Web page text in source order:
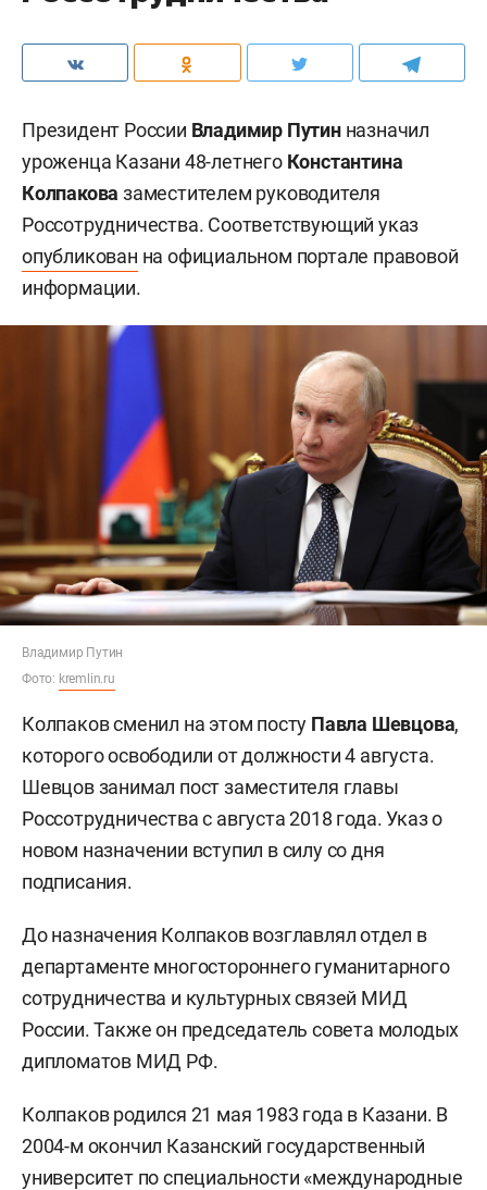
Президент России Владимир Путинназначил
уроженца Казани 48-летнего Константина
Колпакова заместителем руководителя
Россотрудничества. Соответствующий указ
опубликован на официальном портале правовой
информации.
Владимир Путин
Фото: kremlin.ru
Колпаков сменил на этом посту Павла Шевцова,
которого освободили от должности 4 августа.
Шевцов занимал пост заместителя главы
Россотрудничества с августа 2018 года. Указ о
новом назначении вступил в силу со дня
подписания.
До назначения Колпаков возглавлял отдел в
департаменте многостороннего гуманитарного
сотрудничества и культурных связей МИД
России. Также он председатель совета молодых
дипломатов МИД РФ.
Колпаков родился 21 мая 1983 года в Казани. В
2004-м окончил Казанский государственный
университет по специальности «международные